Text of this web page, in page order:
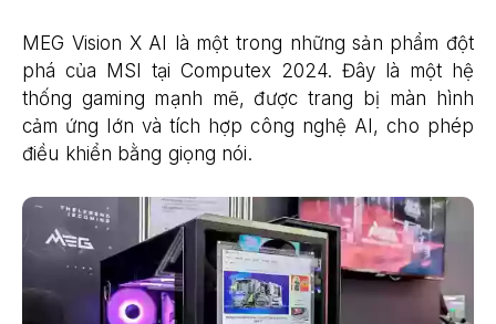
MEG Vision X AI là một trong những sản phẩm đột
phá của MSI tại Computex 2024. Đây là một hệ
thống gaming mạnh mẽ, được trang bị màn hình
cảm ứng lớn và tích hợp công nghệ AI, cho phép
điều khiển bằng giọng nói.